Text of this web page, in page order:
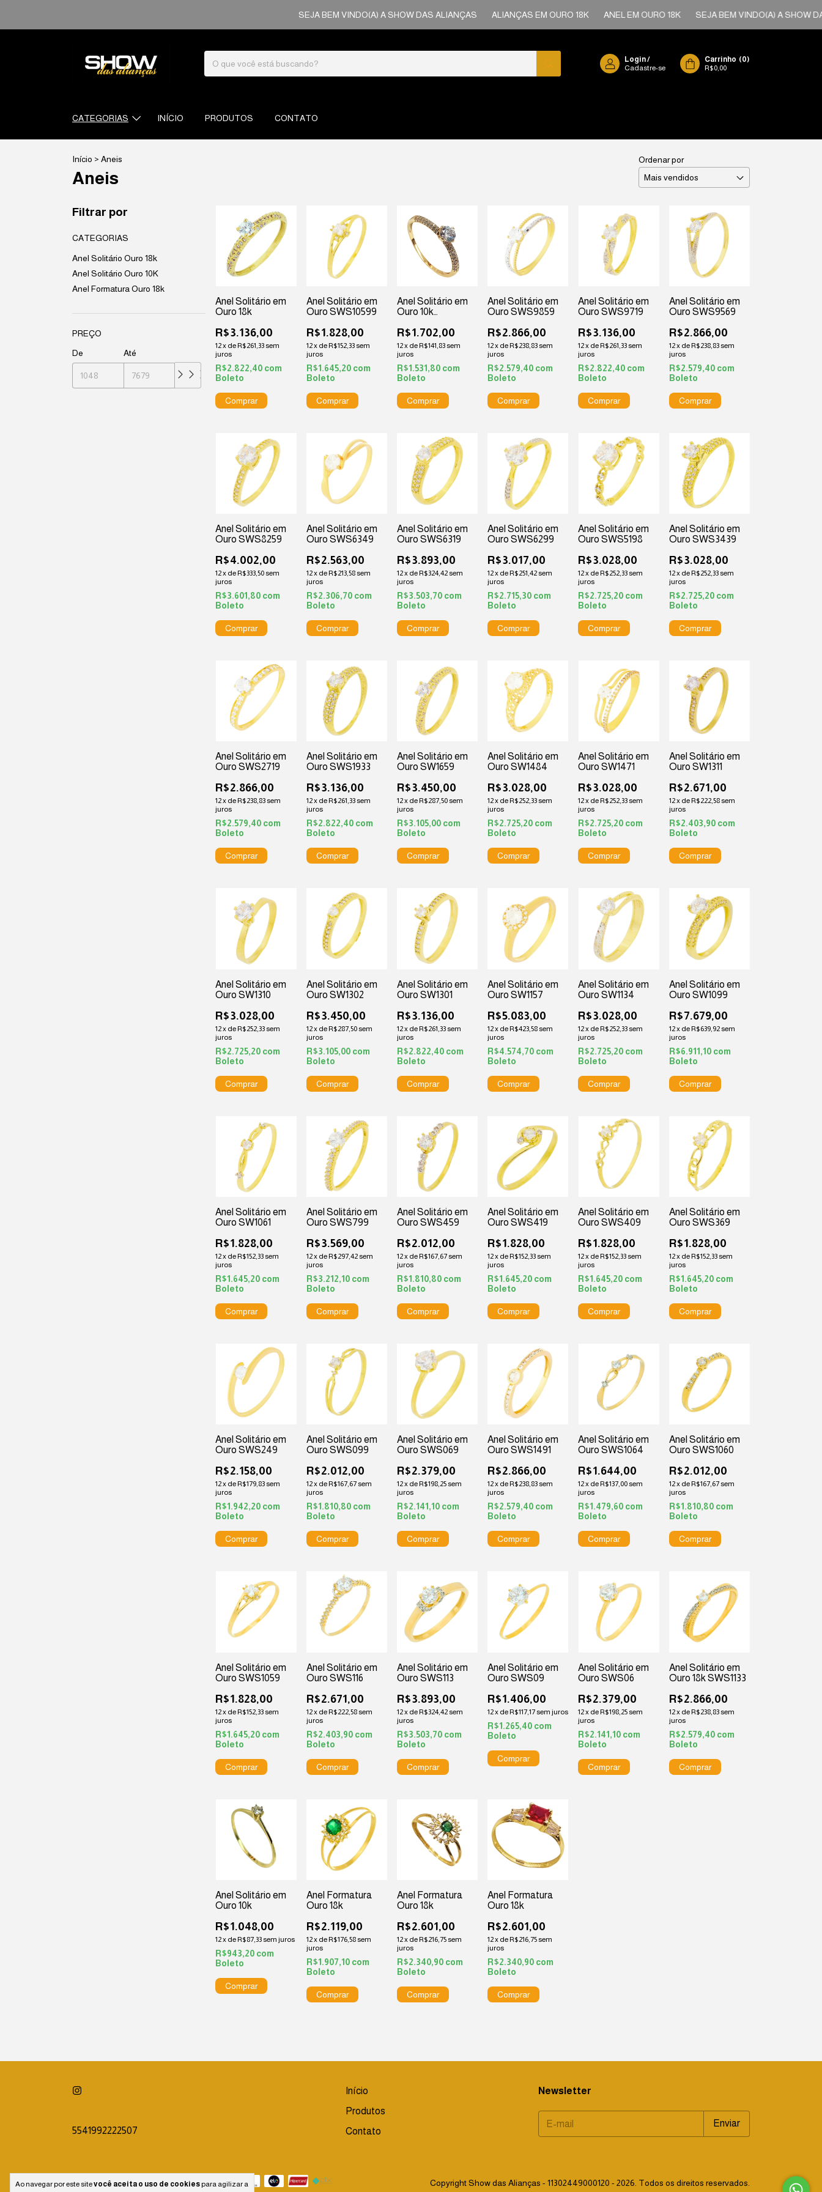
SEJA BEM VINDO(A) A SHOW DAS ALIANÇAS ALIANÇAS EM OURO 18K ANEL EM OURO 18K SEJA BEM VINDO(A) A SHOW DAS
Login/
Cadastre-se
Carrinho (0)
R$0,00
CATEGORIAS INÍCIO PRODUTOS CONTATO
Ao navegar por este sitevocê aceita o uso de cookies para agilizar a
Início > Aneis
Aneis
Ordenar por
Filtrar por
CATEGORIAS
Anel Solitário Ouro 18k
Anel Solitário Ouro 10K
Anel Formatura Ouro 18k
PREÇO
De
Até
Anel Solitário em
Ouro 18k
R$3.136,00
12x de R$261,33sem
juros
R$2.822,40 com
Boleto
Anel Solitário em
Ouro SWS10599
R$1.828,00
12x de R$152,33sem
juros
R$1.645,20 com
Boleto
Anel Solitário em
Ouro 10k
R$1.702,00
12x de R$141,83sem
juros
R$1.531,80 com
Boleto
Anel Solitário em
Ouro SWS9859
R$2.866,00
12x de R$238,83sem
juros
R$2.579,40 com
Boleto
Anel Solitário em
Ouro SWS9719
R$3.136,00
12x de R$261,33sem
juros
R$2.822,40 com
Boleto
Anel Solitário em
Ouro SWS9569
R$2.866,00
12x de R$238,83sem
juros
R$2.579,40 com
Boleto
Anel Solitário em
Ouro SWS8259
R$4.002,00
12x de R$333,50sem
juros
R$3.601,80 com
Boleto
Anel Solitário em
Ouro SWS6349
R$2.563,00
12x de R$213,58sem
juros
R$2.306,70 com
Boleto
Anel Solitário em
Ouro SWS6319
R$3.893,00
12x de R$324,42sem
juros
R$3.503,70 com
Boleto
Anel Solitário em
Ouro SWS6299
R$3.017,00
12x de R$251,42sem
juros
R$2.715,30 com
Boleto
Anel Solitário em
Ouro SWS5198
R$3.028,00
12x de R$252,33sem
juros
R$2.725,20 com
Boleto
Anel Solitário em
Ouro SWS3439
R$3.028,00
12x de R$252,33sem
juros
R$2.725,20 com
Boleto
Anel Solitário em
Ouro SWS2719
R$2.866,00
12x de R$238,83sem
juros
R$2.579,40 com
Boleto
Anel Solitário em
Ouro SWS1933
R$3.136,00
12x de R$261,33sem
juros
R$2.822,40 com
Boleto
Anel Solitário em
Ouro SW1659
R$3.450,00
12x de R$287,50sem
juros
R$3.105,00 com
Boleto
Anel Solitário em
Ouro SW1484
R$3.028,00
12x de R$252,33sem
juros
R$2.725,20 com
Boleto
Anel Solitário em
Ouro SW1471
R$3.028,00
12x de R$252,33sem
juros
R$2.725,20 com
Boleto
Anel Solitário em
Ouro SW1311
R$2.671,00
12x de R$222,58sem
juros
R$2.403,90 com
Boleto
Anel Solitário em
Ouro SW1310
R$3.028,00
12x de R$252,33sem
juros
R$2.725,20 com
Boleto
Anel Solitário em
Ouro SW1302
R$3.450,00
12x de R$287,50sem
juros
R$3.105,00 com
Boleto
Anel Solitário em
Ouro SW1301
R$3.136,00
12x de R$261,33sem
juros
R$2.822,40 com
Boleto
Anel Solitário em
Ouro SW1157
R$5.083,00
12x de R$423,58sem
juros
R$4.574,70 com
Boleto
Anel Solitário em
Ouro SW1134
R$3.028,00
12x de R$252,33sem
juros
R$2.725,20 com
Boleto
Anel Solitário em
Ouro SW1099
R$7.679,00
12x de R$639,92sem
juros
R$6.911,10 com
Boleto
Anel Solitário em
Ouro SW1061
R$1.828,00
12x de R$152,33sem
juros
R$1.645,20 com
Boleto
Anel Solitário em
Ouro SWS799
R$3.569,00
12x de R$297,42sem
juros
R$3.212,10 com
Boleto
Anel Solitário em
Ouro SWS459
R$2.012,00
12x de R$167,67sem
juros
R$1.810,80 com
Boleto
Anel Solitário em
Ouro SWS419
R$1.828,00
12x de R$152,33sem
juros
R$1.645,20 com
Boleto
Anel Solitário em
Ouro SWS409
R$1.828,00
12x de R$152,33sem
juros
R$1.645,20 com
Boleto
Anel Solitário em
Ouro SWS369
R$1.828,00
12x de R$152,33sem
juros
R$1.645,20 com
Boleto
Anel Solitário em
Ouro SWS249
R$2.158,00
12x de R$179,83sem
juros
R$1.942,20 com
Boleto
Anel Solitário em
Ouro SWS099
R$2.012,00
12x de R$167,67sem
juros
R$1.810,80 com
Boleto
Anel Solitário em
Ouro SWS069
R$2.379,00
12x de R$198,25sem
juros
R$2.141,10 com
Boleto
Anel Solitário em
Ouro SWS1491
R$2.866,00
12x de R$238,83sem
juros
R$2.579,40 com
Boleto
Anel Solitário em
Ouro SWS1064
R$1.644,00
12x de R$137,00sem
juros
R$1.479,60 com
Boleto
Anel Solitário em
Ouro SWS1060
R$2.012,00
12x de R$167,67sem
juros
R$1.810,80 com
Boleto
Anel Solitário em
Ouro SWS1059
R$1.828,00
12x de R$152,33sem
juros
R$1.645,20 com
Boleto
Anel Solitário em
Ouro SWS116
R$2.671,00
12x de R$222,58sem
juros
R$2.403,90 com
Boleto
Anel Solitário em
Ouro SWS113
R$3.893,00
12x de R$324,42sem
juros
R$3.503,70 com
Boleto
Anel Solitário em
Ouro SWS09
R$1.406,00
12x de R$117,17sem juros
R$1.265,40 com
Boleto
Anel Solitário em
Ouro SWS06
R$2.379,00
12x de R$198,25sem
juros
R$2.141,10 com
Boleto
Anel Solitário em
Ouro 18k SWS1133
R$2.866,00
12x de R$238,83sem
juros
R$2.579,40 com
Boleto
Anel Solitário em
Ouro 10k
R$1.048,00
12x de R$87,33sem juros
R$943,20 com
Boleto
Anel Formatura
Ouro 18k
R$2.119,00
12x de R$176,58sem
juros
R$1.907,10 com
Boleto
Anel Formatura
Ouro 18k
R$2.601,00
12x de R$216,75sem
juros
R$2.340,90 com
Boleto
Anel Formatura
Ouro 18k
R$2.601,00
12x de R$216,75sem
juros
R$2.340,90 com
Boleto
5541992222507
Início
Produtos
Contato
Newsletter
Meios de pagamento Copyright Show das Alianças - 11302449000120 - 2026. Todos os direitos reservados.